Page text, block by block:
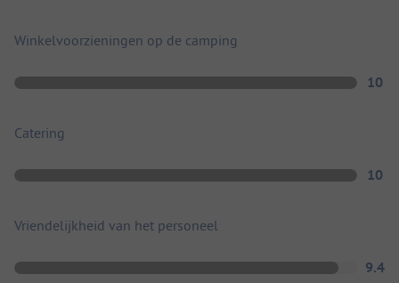
Winkelvoorzieningen op de camping
10
Catering
10
Vriendelijkheid van het personeel
9.4